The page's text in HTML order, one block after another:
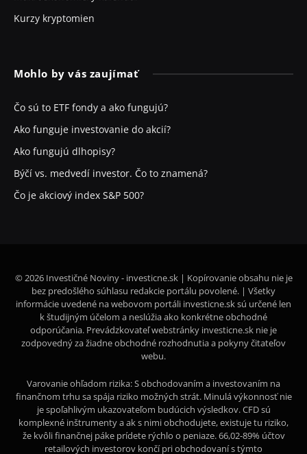
Kurzy kryptomien
Mohlo by vás zaujímať
Čo sú to ETF fondy a ako fungujú?
Ako funguje investovanie do akcií?
Ako fungujú dlhopisy?
Býčí vs. medvedí investor. Čo to znamená?
Čo je akciový index S&P 500?
© 2026 Investičné Noviny - investicne.sk | Kopírovanie obsahu nie je
bez predošlého súhlasu redakcie portálu povolené. | Všetky
informácie uvedené na webovom portáli investicne.sk sú určené len
k študijným účelom a neslúžia ako konkrétne obchodné
odporúčania. Prevádzkovateľ webstránky investicne.sk nie je
zodpovedný za žiadne obchodné rozhodnutia a pokyny čitateľov
webu.
Varovanie ohľadom rizika: S obchodovaním a investovaním na
finančnom trhu sa spája riziko možných strát. Minulá výkonnosť nie
je spoľahlivým ukazovateľom budúcich výsledkov. CFD sú
komplexné inštrumenty a ak s nimi obchodujete, existuje tu riziko,
že kvôli finančnej páke prídete rýchlo o peniaze. 66,02-89% účtov
retailových investorov končí pri obchodovaní s týmto